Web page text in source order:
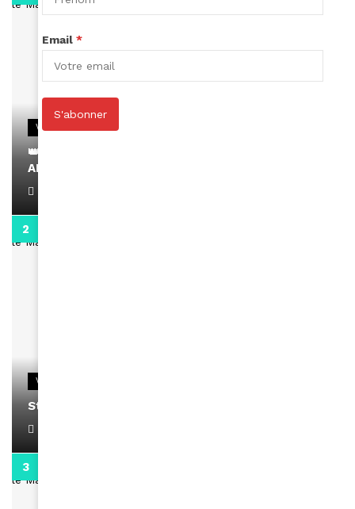
VIDEOS
👑 Remerciements à Ayden pour son message sur
AMINA, le Magazine de la Femme
VIDEOS
Stacy passe un message
Email *
S'abonner